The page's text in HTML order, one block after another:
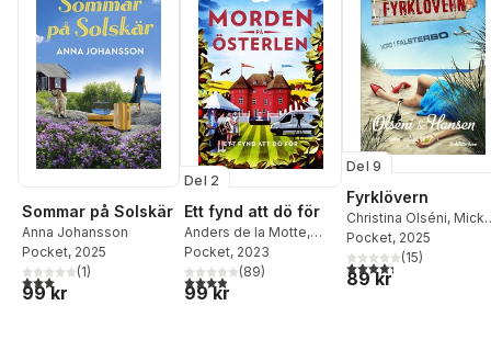
Sommar på Solskär
Anna Johansson
Pocket, 2025
3,0utav 5 stjärnor. Totalt antal röster:
(1)
99 kr
Del 2
Ett fynd att dö för
Anders de la Motte,
Måns Nilsson
Pocket, 2023
3,9utav 5 stjärnor. Totalt antal röster:
(89)
99 kr
Del 9
Fyrklövern
Christina Olséni,
Hansen
Pocket, 2025
4,3utav 5 stjärnor.
(15)
89 kr